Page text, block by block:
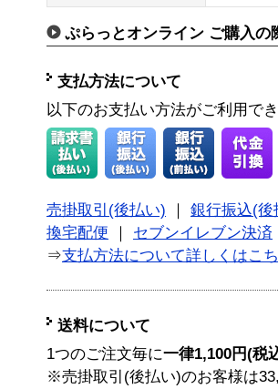
ぷらっとオンライン ご購入の
支払方法について
以下のお支払い方法がご利用で
売掛取引(後払い) ｜ 銀行振込(後
換宅配便 ｜ セブンイレブン決済
⇒支払方法について詳しくはこ
送料について
1つのご注文毎に一律1,100円(税
※売掛取引(後払い)のお客様は